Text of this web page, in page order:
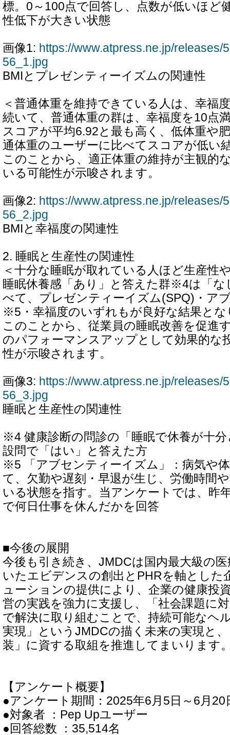
標。0～100点で回答し、点数が低いほど
性低下が大きい状態
画像1: https://www.atpress.ne.jp/releases/
56_1.jpg
BMIとプレゼンティーイズムの関連性
＜普通体重を維持できている人は、幸福
続いて、普通体重の群は、幸福度を10点
スコアが平均6.92と最も高く、低体重や
通体重のユーザーに比べてスコアが低い
このことから、適正体重の維持が主観的
いる可能性が示唆されます。
画像2: https://www.atpress.ne.jp/releases/
56_2.jpg
BMIと幸福度の関連性
2. 睡眠と生産性の関連性
＜十分な睡眠が取れている人ほど生産性
睡眠休養感「あり」と答えた群※4は「な
べて、プレゼンティーイズム(SPQ)・ア
※5・幸福度のいずれもが良好な結果とな
このことから、従業員の睡眠改善を促進
のパフォーマンスアップとして効果的な
性が示唆されます。
画像3: https://www.atpress.ne.jp/releases/
56_3.jpg
睡眠と生産性の関連性
※4 健康診断の問診の「睡眠で休養が十
設問で「はい」と答えた方
※5 「アブセンティーイズム」：病気や
て、欠勤や遅刻・早退が生じ、労働時間
いる状態を指す。当アンケートでは、昨
で何日仕事を休んだかを回答
■今後の展開
今後も引き続き、JMDCは国内最大級の
いたエビデンスの創出とPHRを軸とした
ューションの提供により、企業の健康投
営の実践を強力に支援し、「社会課題に
で解決に取り組むことで、持続可能なヘ
実現」というJMDCの描く未来の実現と
装」に資する取組を推進してまいります
【アンケート概要】
●アンケート期間：2025年6月5日～6月20
●対象者 ：Pep Upユーザー
●回答総数 ：35,514名